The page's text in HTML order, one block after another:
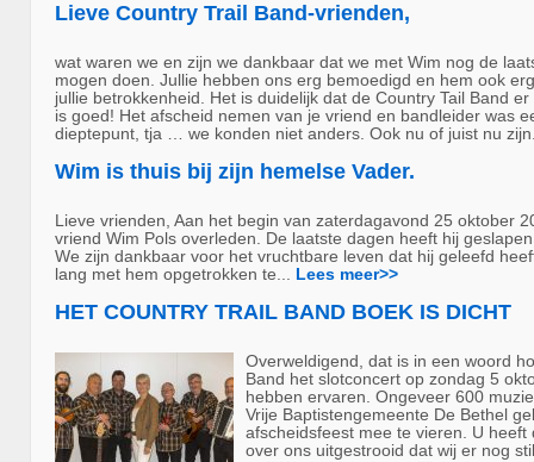
Lieve Country Trail Band-vrienden,
wat waren we en zijn we dankbaar dat we met Wim nog de
mogen doen. Jullie hebben ons erg bemoedigd en hem ook
jullie betrokkenheid. Het is duidelijk dat de Country Tail Band
is goed! Het afscheid nemen van je vriend en bandleider was
dieptepunt, tja … we konden niet anders. Ook nu of juist nu
Wim is thuis bij zijn hemelse Vader.
Lieve vrienden, Aan het begin van zaterdagavond 25 oktober
vriend Wim Pols overleden. De laatste dagen heeft hij
We zijn dankbaar voor het vruchtbare leven dat hij geleefd
lang met hem opgetrokken te... Lees meer>>
HET COUNTRY TRAIL BAND BOEK IS DICHT
Overweldigend, dat is in een woord
Band het slotconcert op zondag 5
hebben ervaren. Ongeveer 600
Vrije Baptistengemeente De Bethel
afscheidsfeest mee te vieren. U heeft
over ons uitgestrooid dat wij er nog